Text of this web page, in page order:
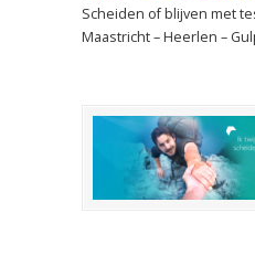
Scheiden of blijven met
Maastricht – Heerlen –